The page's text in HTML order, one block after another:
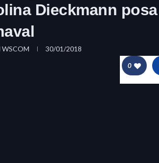
Dieckmann
WSCOM 30/01/2018
0